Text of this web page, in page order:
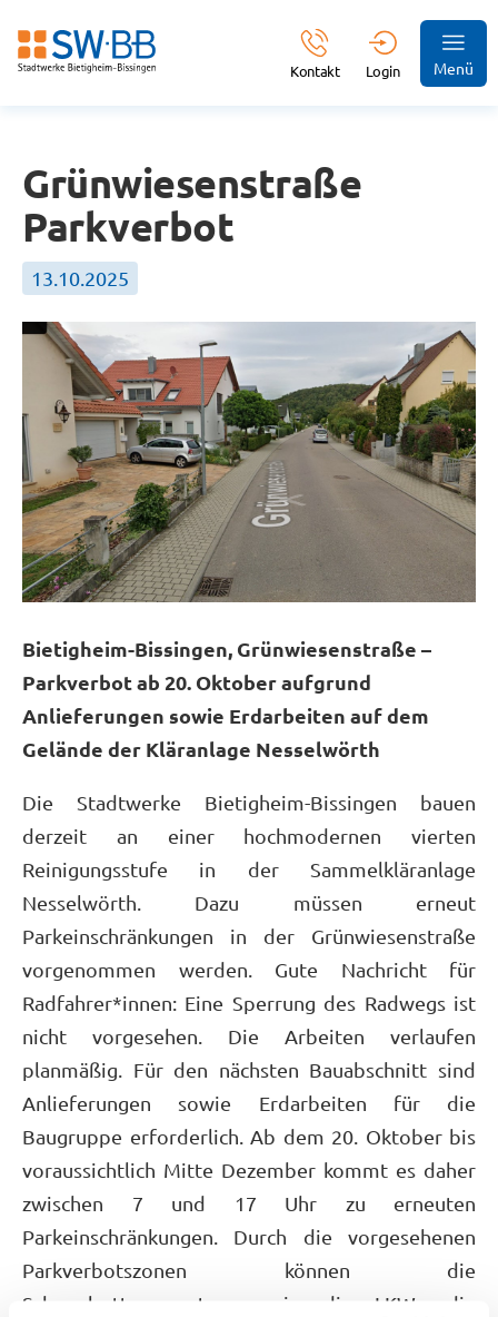
Kontakt Login Menü
Grünwiesenstraße
Parkverbot
13.10.2025
Bietigheim-Bissingen, Grünwiesenstraße –
Parkverbot ab 20. Oktober aufgrund
Anlieferungen sowie Erdarbeiten auf dem
Gelände der Kläranlage Nesselwörth
Die Stadtwerke Bietigheim-Bissingen bauen
derzeit an einer hochmodernen vierten
Reinigungsstufe in der Sammelkläranlage
Nesselwörth. Dazu müssen erneut
Parkeinschränkungen in der Grünwiesenstraße
vorgenommen werden. Gute Nachricht für
Radfahrer*innen: Eine Sperrung des Radwegs ist
nicht vorgesehen. Die Arbeiten verlaufen
planmäßig. Für den nächsten Bauabschnitt sind
Anlieferungen sowie Erdarbeiten für die
Baugruppe erforderlich. Ab dem 20. Oktober bis
voraussichtlich Mitte Dezember kommt es daher
zwischen 7 und 17 Uhr zu erneuten
Parkeinschränkungen. Durch die vorgesehenen
Parkverbotszonen können die
Schwerlasttransporter sowie die LKWs die